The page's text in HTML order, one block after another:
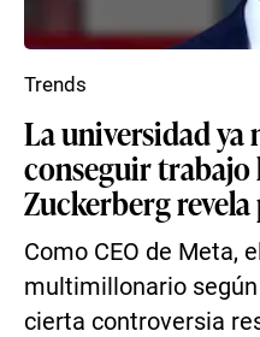
La universidad ya
conseguir trabajo
Zuckerberg
Como CEO de Meta,
multimillonario según
cierta controversia
Trends